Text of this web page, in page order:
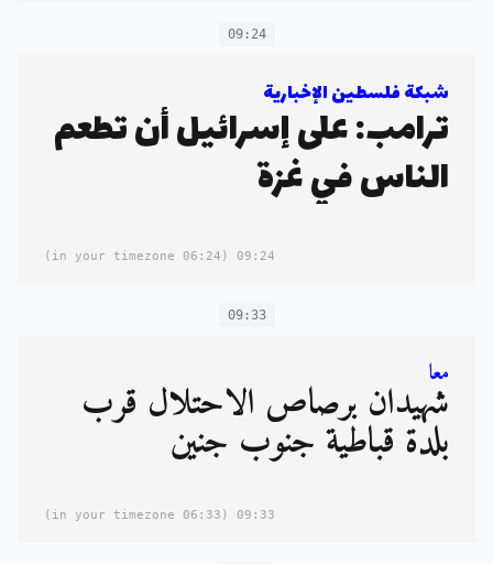
09:24
شبكة فلسطين الإخبارية
ترامب: على إسرائيل أن تطعم
الناس في غزة
09:24
(06:24 in your timezone)
09:33
معا
شهيدان برصاص الاحتلال قرب
بلدة قباطية جنوب جنين
09:33
(06:33 in your timezone)